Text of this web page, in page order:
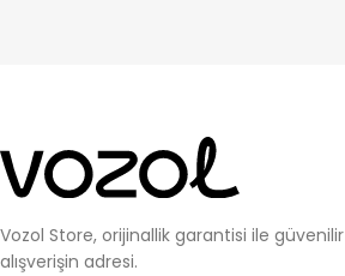
Vozol Store, orijinallik garantisi ile güvenilir
alışverişin adresi.